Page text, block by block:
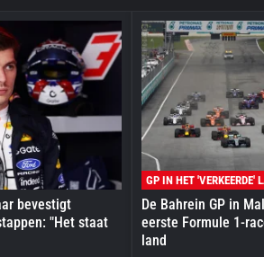
bevestigt
"Het staat
GP IN HET 'VERKEERDE'
De Bahrein GP in
eerste Formule 1-
land